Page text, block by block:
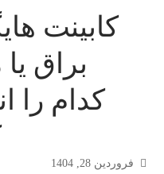
کابینت
براق
کدام را
فروردین 28, 1404